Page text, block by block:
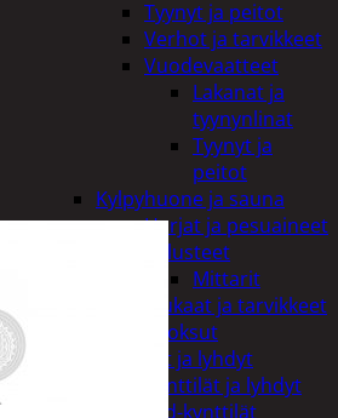
Tyynyt ja peitot
Verhot ja tarvikkeet
Vuodevaatteet
Lakanat ja
tyynynlinat
Tyynyt ja
peitot
Kylpyhuone ja sauna
Harjat ja pesuaineet
Kalusteet
Mittarit
Kiukaat ja tarvikkeet
Tuoksut
Kynttilät ja lyhdyt
Kynttilät ja lyhdyt
Led-kynttilät